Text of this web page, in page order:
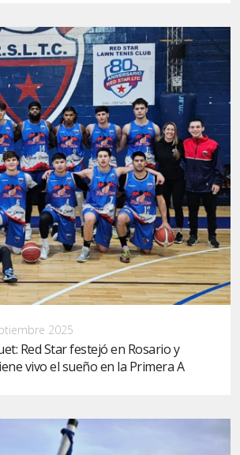
2025
Red Star festejó en Rosario y
vivo el sueño en la Primera A